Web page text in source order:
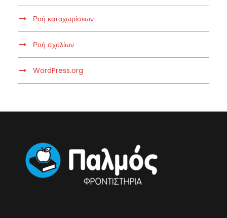
Ροή καταχωρίσεων
Ροή σχολίων
WordPress.org